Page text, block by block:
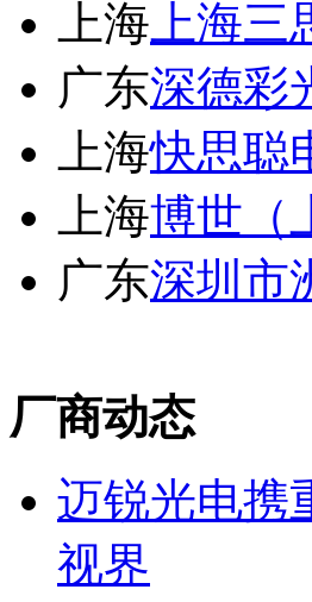
上海 上海
广东深德彩
上海快思聪
上海博世（
广东深圳市
厂商动态
迈锐光电携
视界